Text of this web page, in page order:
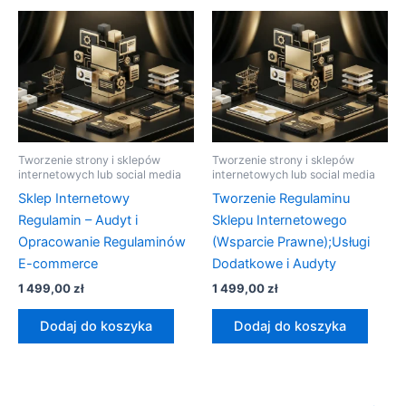
Tworzenie strony i sklepów
internetowych lub social media
Sklep Internetowy
Regulamin – Audyt i
Opracowanie Regulaminów
E-commerce
1 499,00zł
Dodaj do koszyka
Tworzenie strony i sklepów
internetowych lub social media
Tworzenie Regulaminu
Sklepu Internetowego
(Wsparcie Prawne);Usługi
Dodatkowe i Audyty
1 499,00zł
Dodaj do koszyka